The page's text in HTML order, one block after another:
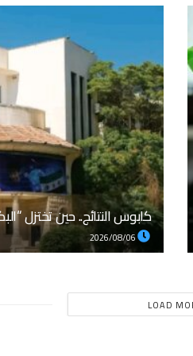
كابوس النتائج.. حين تختزل “البكالوريا” 12 عاماً
LOAD